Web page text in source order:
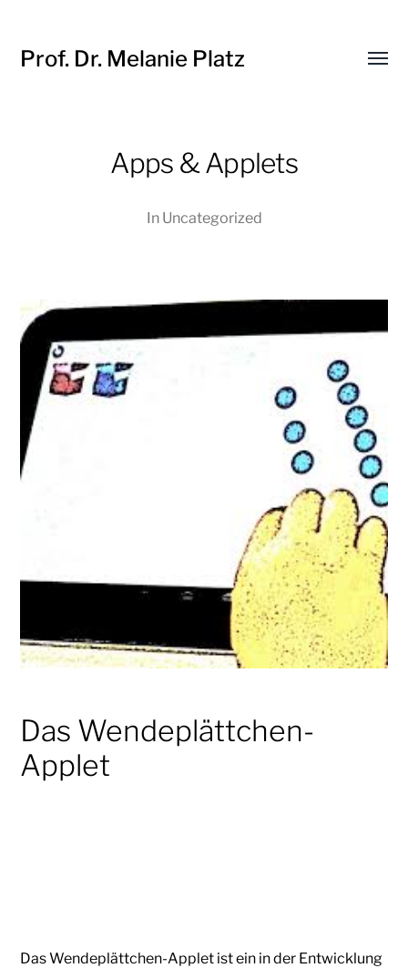
Prof. Dr. Melanie Platz
Menü
Apps & Applets
In Uncategorized
Das Wendeplättchen-
Applet
Das Wendeplättchen-Applet ist ein in der Entwicklung